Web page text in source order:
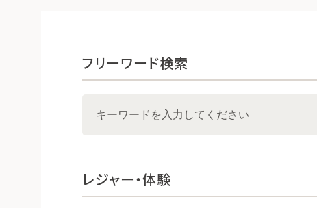
フリーワード検索
レジャー・体験